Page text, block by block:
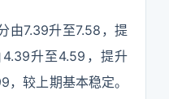
由7.39升至7.58，提
升至4.59，提升
较上期基本稳定。